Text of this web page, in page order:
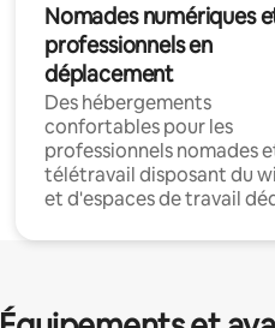
Nomades numériques
professionnels en
déplacement
Des hébergements
confortables pour les
professionnels nomades
télétravail disposant du
et d'espaces de travail